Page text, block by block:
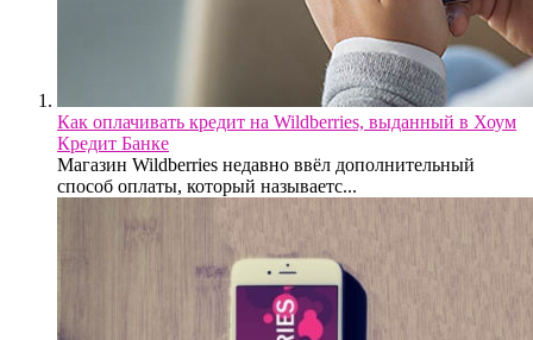
Как оплачивать кредит на Wildberries, выданный в Хоум
Кредит Банке
Магазин Wildberries недавно ввёл дополнительный
способ оплаты, который называетс...